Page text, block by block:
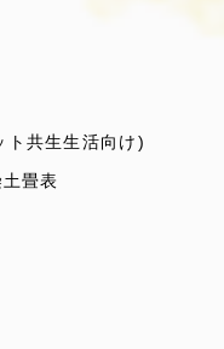
ト共生生活向け)
畳表